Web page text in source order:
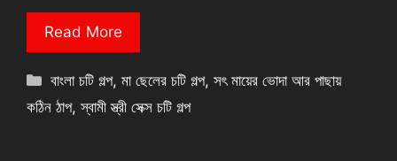
Read More
Categories
বাংলা চটি গল্প,মা ছেলের চটি গল্প,সৎ মায়ের ভোদা আর পাছায়
কঠিন ঠাপ,স্বামী স্ত্রী সেক্স চটি গল্প